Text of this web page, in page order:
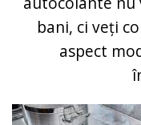
bani, ci veți
aspect